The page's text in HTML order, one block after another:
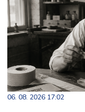
06. 08. 2026 17:02